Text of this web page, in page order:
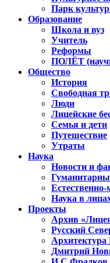
Парк
Образование
Школа и вуз
Учитель
Реформы
ПОЛЁТ
Общество
История
Свободная
Люди
Лицейские
Семья и дети
Путешествие
Утраты
Наука
Новости и
Наука в
Проекты
Архив
Русский
Архитектура
Дмитрий